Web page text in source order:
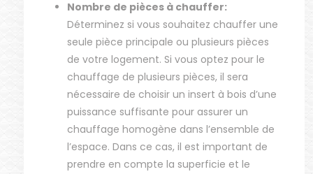
Nombre de pièces à chauffer:
Déterminez si vous souhaitez chauffer une
seule pièce principale ou plusieurs pièces
de votre logement. Si vous optez pour le
chauffage de plusieurs pièces, il sera
nécessaire de choisir un insert à bois d’une
puissance suffisante pour assurer un
chauffage homogène dans l’ensemble de
l’espace. Dans ce cas, il est important de
prendre en compte la superficie et le